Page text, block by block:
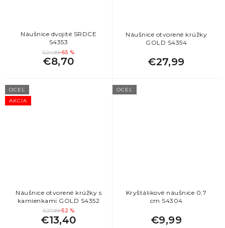
Náušnice dvojité SRDCE
S4353
€24,99–65 %
€8,70
Náušnice otvorené krúžky
GOLD S4354
€27,99
AKCIA
OCEĽ
Náušnice otvorené krúžky s
kamienkami GOLD S4352
€27,99–52 %
€13,40
OCEĽ
Kryštálikové náušnice 0,7
cm S4304
€9,99